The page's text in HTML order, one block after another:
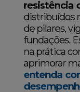
resistência
distribuídos
de pilares,
fundações.
na prática
aprimorar
entenda